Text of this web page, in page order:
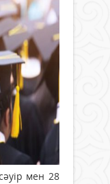
мен 28